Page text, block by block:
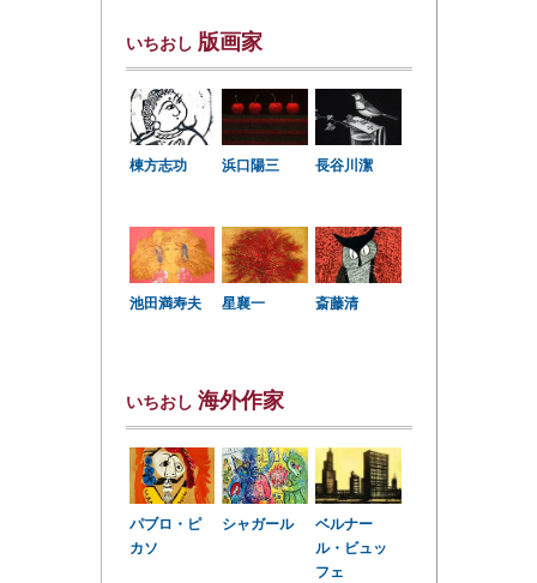
いちおし 版画家
棟方志功 浜口陽三 長谷川潔
池田満寿夫 星襄一 斎藤清
いちおし 海外作家
パブロ・ピ
カソ
シャガール
ベルナー
ル・ビュッ
フェ